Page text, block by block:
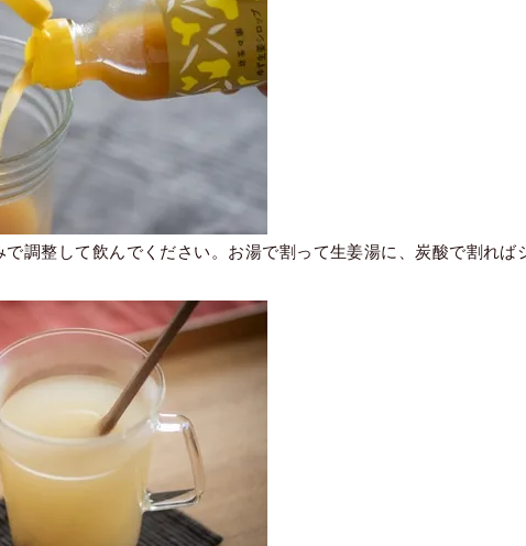
調整して飲んでください。お湯で割って生姜湯に、炭酸で割れば